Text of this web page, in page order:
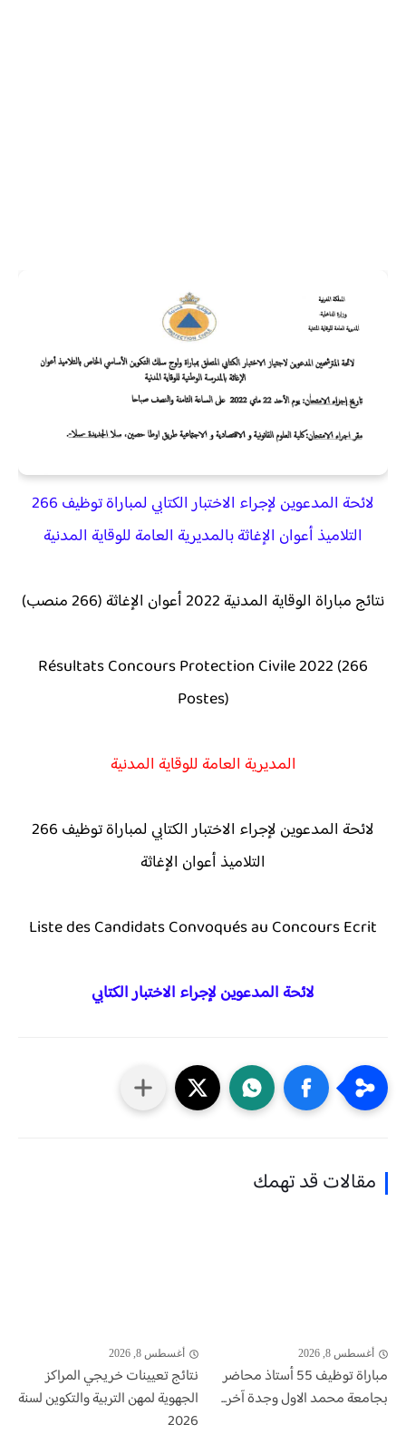
لائحة المدعوين لإجراء الاختبار الكتابي لمباراة توظيف 266
التلاميذ أعوان الإغاثة بالمديرية العامة للوقاية المدنية
نتائج مباراة الوقاية المدنية 2022 أعوان الإغاثة (266 منصب)
Résultats Concours Protection Civile 2022 (266
Postes)
المديرية العامة للوقاية المدنية
لائحة المدعوين لإجراء الاختبار الكتابي لمباراة توظيف 266
التلاميذ أعوان الإغاثة
Liste des Candidats Convoqués au Concours Ecrit
لائحة المدعوين لإجراء الاختبار الكتابي
مقالات قد تهمك
أغسطس 8, 2026
مباراة توظيف 55 أستاذ محاضر
بجامعة محمد الاول وجدة آخر...
أغسطس 8, 2026
نتائج تعيينات خريجي المراكز
الجهوية لمهن التربية والتكوين لسنة
2026